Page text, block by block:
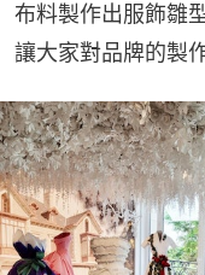
布料製作出服飾雛
讓大家對品牌的製